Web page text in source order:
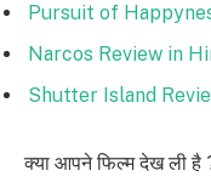
Pursuit of
Narcos Review in
Shutter Island
क्या आपने फिल्म देख ली है